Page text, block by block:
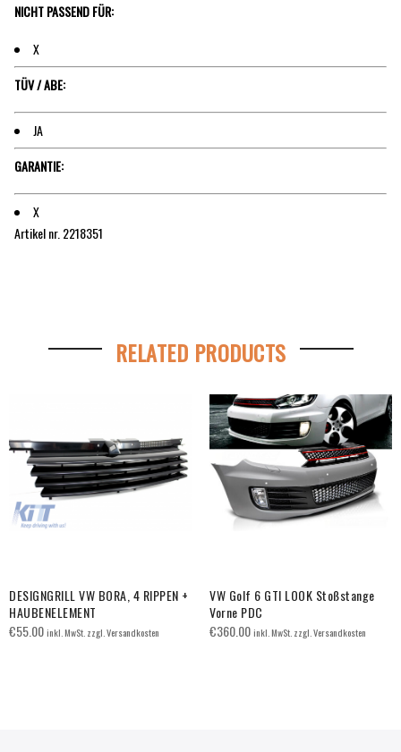
NICHT PASSEND FÜR:
X
TÜV / ABE:
JA
GARANTIE:
X
Artikel nr. 2218351
RELATED PRODUCTS
DESIGNGRILL VW BORA, 4 RIPPEN +
HAUBENELEMENT
€55.00inkl. MwSt. zzgl. Versandkosten
VW Golf 6 GTI LOOK Stoßstange
Vorne PDC
€360.00inkl. MwSt. zzgl. Versandkosten